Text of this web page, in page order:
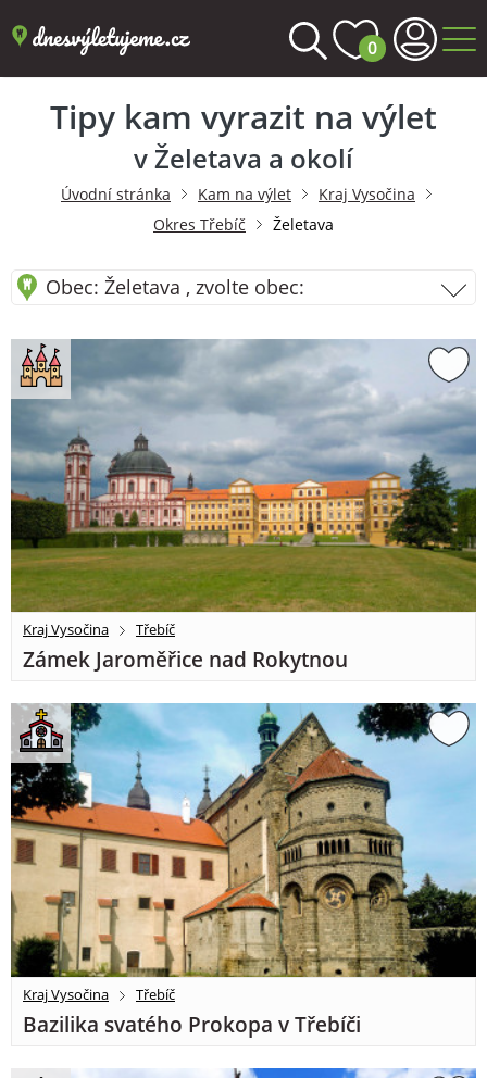
0
Tipy kam vyrazit na výlet
v Želetava a okolí
Úvodní stránka Kam na výlet
Kraj Vysočina
Okres Třebíč
Želetava
Obec: Želetava , zvolte obec:
Kraj Vysočina Třebíč
Zámek Jaroměřice nad Rokytnou
Kraj Vysočina Třebíč
Bazilika svatého Prokopa v Třebíči